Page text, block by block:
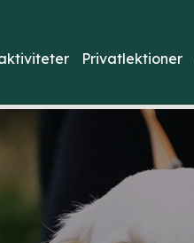
Privatlektioner